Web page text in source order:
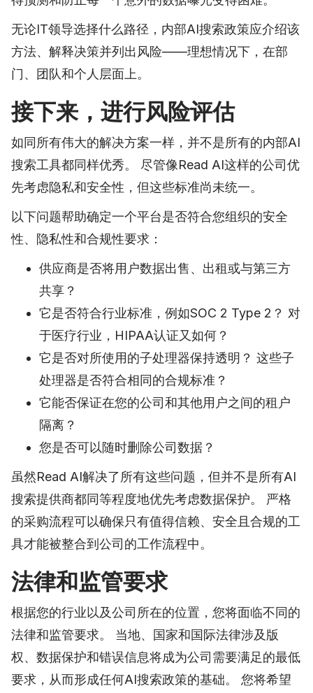
无论IT领导选择什么路径，内部AI搜索政策应介绍该
方法、解释决策并列出风险——理想情况下，在部
门、团队和个人层面上。
接下来，进行风险评估
如同所有伟大的解决方案一样，并不是所有的内部AI
搜索工具都同样优秀。 尽管像Read AI这样的公司优
先考虑隐私和安全性，但这些标准尚未统一。
以下问题帮助确定一个平台是否符合您组织的安全
性、隐私性和合规性要求：
供应商是否将用户数据出售、出租或与第三方
共享？
它是否符合行业标准，例如SOC 2 Type 2？ 对
于医疗行业，HIPAA认证又如何？
它是否对所使用的子处理器保持透明？ 这些子
处理器是否符合相同的合规标准？
它能否保证在您的公司和其他用户之间的租户
隔离？
您是否可以随时删除公司数据？
虽然Read AI解决了所有这些问题，但并不是所有AI
搜索提供商都同等程度地优先考虑数据保护。 严格
的采购流程可以确保只有值得信赖、安全且合规的工
具才能被整合到公司的工作流程中。
法律和监管要求
根据您的行业以及公司所在的位置，您将面临不同的
法律和监管要求。 当地、国家和国际法律涉及版
权、数据保护和错误信息将成为公司需要满足的最低
要求，从而形成任何AI搜索政策的基础。 您将希望